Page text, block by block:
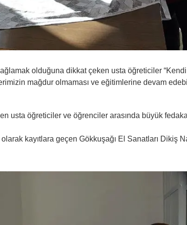
olduğuna dikkat çeken usta öğreticiler “Kendi
mağdur olmaması ve eğitimlerine devam
usta öğreticiler ve öğrenciler arasında büyük
kayıtlara geçen Gökkuşağı El Sanatları Dikiş